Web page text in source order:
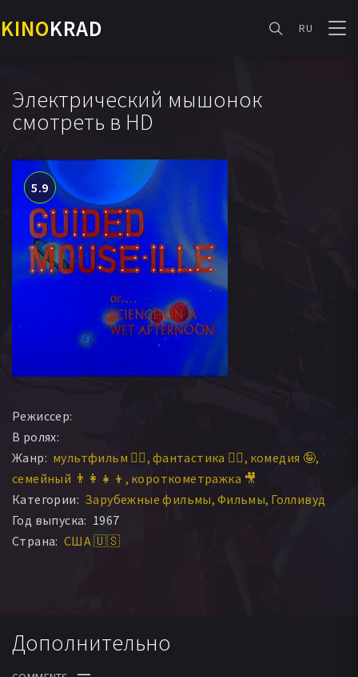
KINOKRAD RU
Электрический мышонок
смотреть в HD
5.9
Режиссер:
В ролях:
Жанр: мультфильм 🧚‍♀️ фантастика 🧙‍♀️ комедия 🤪
семейный 👨‍👩‍👧‍👦
короткометражка 🎥
Категории: Зарубежные фильмы Фильмы Голливуд
Год выпуска: 1967
Страна: США 🇺🇸
Дополнительно